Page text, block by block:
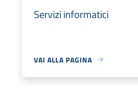
Servizi informatici
VAI ALLA PAGINA